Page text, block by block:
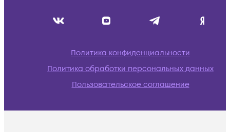
Политика конфиденциальности
Политика обработки персональных данных
Пользовательское соглашение